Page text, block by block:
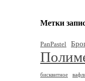
Метки
PanPastel
бисквитное